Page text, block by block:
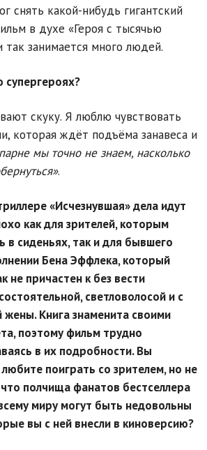
снять какой-нибудь гигантский
в духе «Героя с тысячью
так занимается много людей.
супергероях?
скуку. Я люблю чувствовать
которая ждёт подъёма занавеса и
мы точно не знаем, насколько
.
«Исчезнувшая» дела идут
как для зрителей, которым
в сиденьях, так и для бывшего
Бена Эффлека, который
не причастен к без вести
светловолосой и с
Книга знаменита своими
поэтому фильм трудно
в их подробности. Вы
поиграть со зрителем, но не
полчища фанатов бестселлера
миру могут быть недовольны
вы с ней внесли в киноверсию?